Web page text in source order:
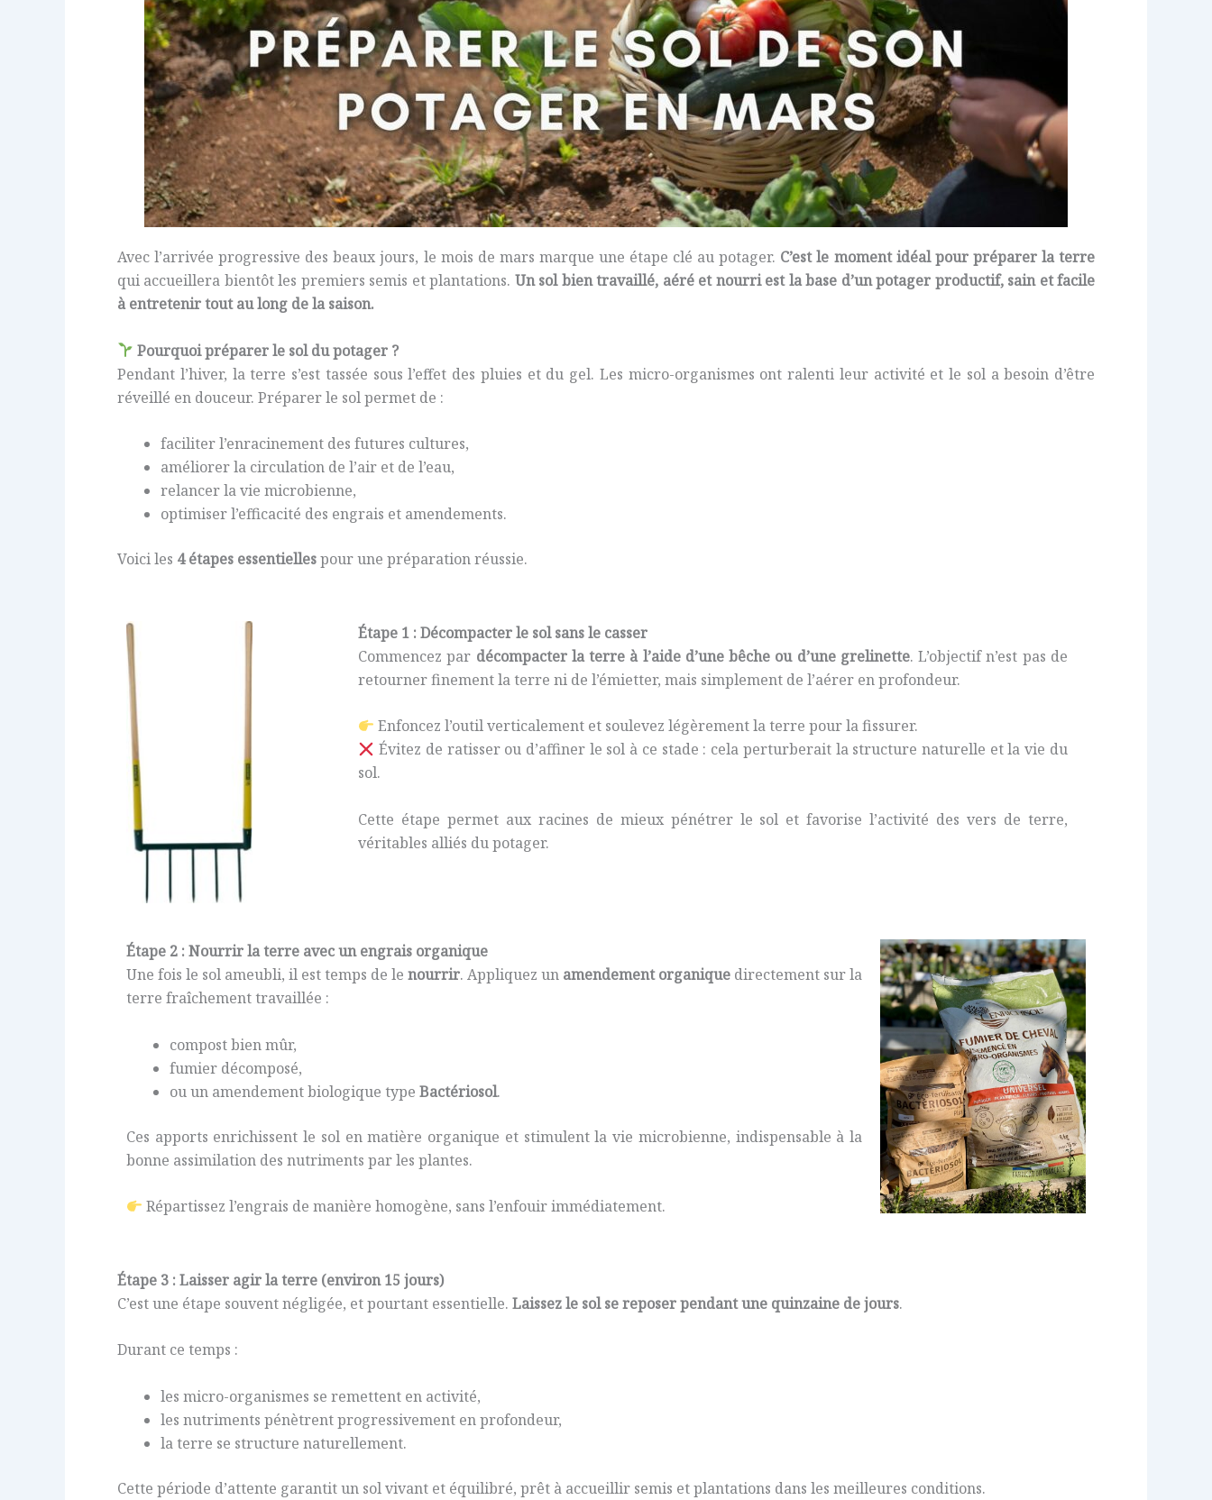
Avec l’arrivée progressive des beaux jours, le mois de mars marque une étape clé au potager. C’est le moment idéal pour préparer la terre
qui accueillera bientôt les premiers semis et plantations. Un sol bien travaillé, aéré et nourri est la base d’un potager productif, sain et facile
à entretenir tout au long de la saison.
Pourquoi préparer le sol du potager ?
Pendant l’hiver, la terre s’est tassée sous l’effet des pluies et du gel. Les micro-organismes ont ralenti leur activité et le sol a besoin d’être
réveillé en douceur. Préparer le sol permet de :
faciliter l’enracinement des futures cultures,
améliorer la circulation de l’air et de l’eau,
relancer la vie microbienne,
optimiser l’efficacité des engrais et amendements.
Voici les 4 étapes essentiellespour une préparation réussie.
Étape 1 : Décompacter le sol sans le casser
Commencez par décompacter la terre à l’aide d’une bêche ou d’une grelinette. L’objectif n’est pas de
retourner finement la terre ni de l’émietter, mais simplement de l’aérer en profondeur.
Enfoncez l’outil verticalement et soulevez légèrement la terre pour la fissurer.
Évitez de ratisser ou d’affiner le sol à ce stade : cela perturberait la structure naturelle et la vie du
sol.
Cette étape permet aux racines de mieux pénétrer le sol et favorise l’activité des vers de terre,
véritables alliés du potager.
Étape 2 : Nourrir la terre avec un engrais organique
Une fois le sol ameubli, il est temps de lenourrir. Appliquez un amendement organique directement sur la
terre fraîchement travaillée :
compost bien mûr,
fumier décomposé,
ou un amendement biologique type Bactériosol.
Ces apports enrichissent le sol en matière organique et stimulent la vie microbienne, indispensable à la
bonne assimilation des nutriments par les plantes.
Répartissez l’engrais de manière homogène, sans l’enfouir immédiatement.
Étape 3 : Laisser agir la terre (environ 15 jours)
C’est une étape souvent négligée, et pourtant essentielle. Laissez le sol se reposer pendant une quinzaine de jours.
Durant ce temps :
les micro-organismes se remettent en activité,
les nutriments pénètrent progressivement en profondeur,
la terre se structure naturellement.
Cette période d’attente garantit un sol vivant et équilibré, prêt à accueillir semis et plantations dans les meilleures conditions.